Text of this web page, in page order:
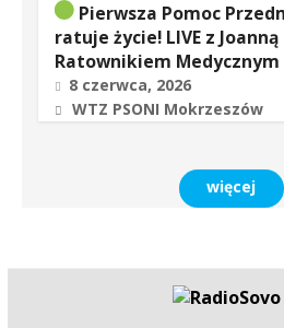
Pierwsza Pomoc
ratuje życie! LIVE z
Ratownikiem Medycznym
8 czerwca, 2026
WTZ PSONI Mokrzeszów
więcej